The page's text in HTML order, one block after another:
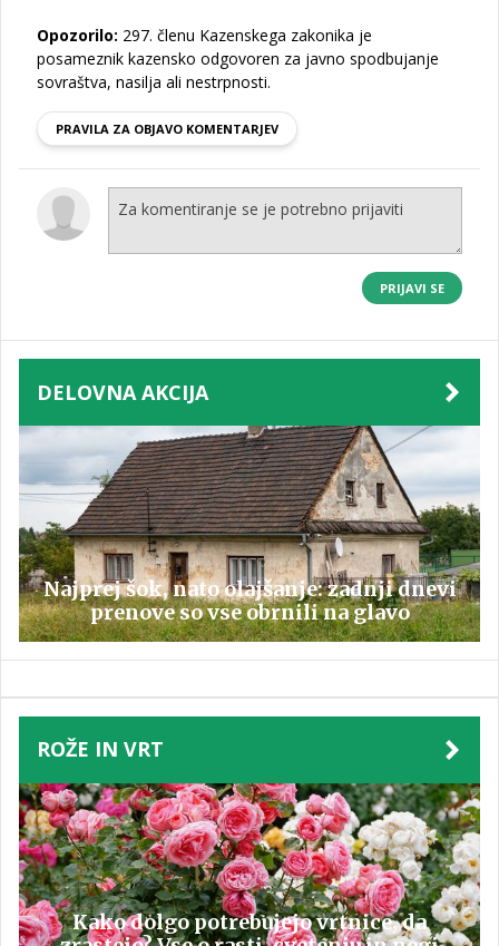
Opozorilo: 297. členu Kazenskega zakonika je
posameznik kazensko odgovoren za javno spodbujanje
sovraštva, nasilja ali nestrpnosti.
PRAVILA ZA OBJAVO KOMENTARJEV
PRIJAVI SE
DELOVNA AKCIJA
Najprej šok, nato olajšanje: zadnji dnevi
prenove so vse obrnili na glavo
ROŽE IN VRT
Kako dolgo potrebujejo vrtnice, da